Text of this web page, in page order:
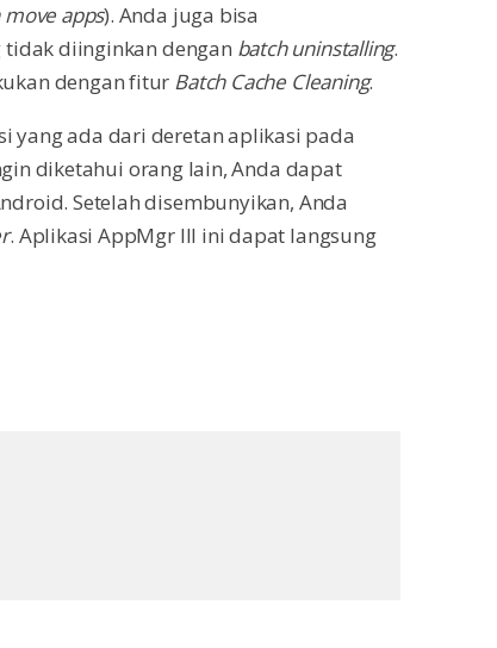
move apps). Anda juga bisa
diinginkan dengan batch uninstalling.
dengan fitur Batch Cache Cleaning.
yang ada dari deretan aplikasi pada
diketahui orang lain, Anda dapat
Setelah disembunyikan, Anda
. Aplikasi AppMgr III ini dapat langsung